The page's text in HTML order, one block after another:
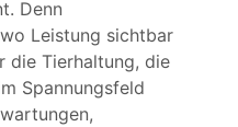
Denn
Leistung sichtbar
die Tierhaltung, die
Spannungsfeld